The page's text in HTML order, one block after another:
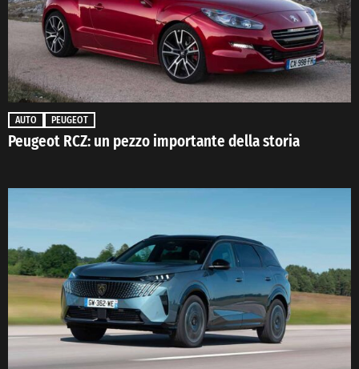
AUTO PEUGEOT
Peugeot RCZ: un pezzo importante della storia